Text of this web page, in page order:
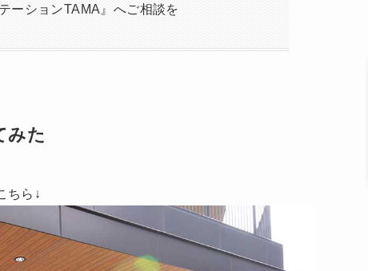
ーションTAMA』へご相談を
みた
ちら↓